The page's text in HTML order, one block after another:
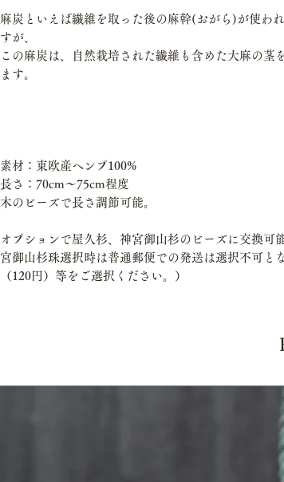
麻炭といえば繊維を取った後の麻幹(おがら)が使わ
すが、
この麻炭は、自然栽培された繊維も含めた大麻の茎
ます。
素材：東欧産ヘンプ100%
長さ：70cm～75cm程度
木のビーズで長さ調節可能。
オプションで屋久杉、神宮御山杉のビーズに交換可
宮御山杉珠選択時は普通郵便での発送は選択不可と
（120円）等をご選択ください。）